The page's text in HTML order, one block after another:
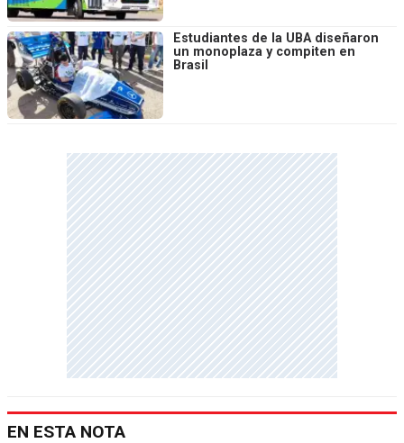
Estudiantes de la UBA diseñaron
un monoplaza y compiten en
Brasil
EN ESTA NOTA